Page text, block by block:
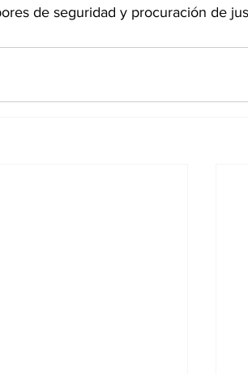
de seguridad y procuración de